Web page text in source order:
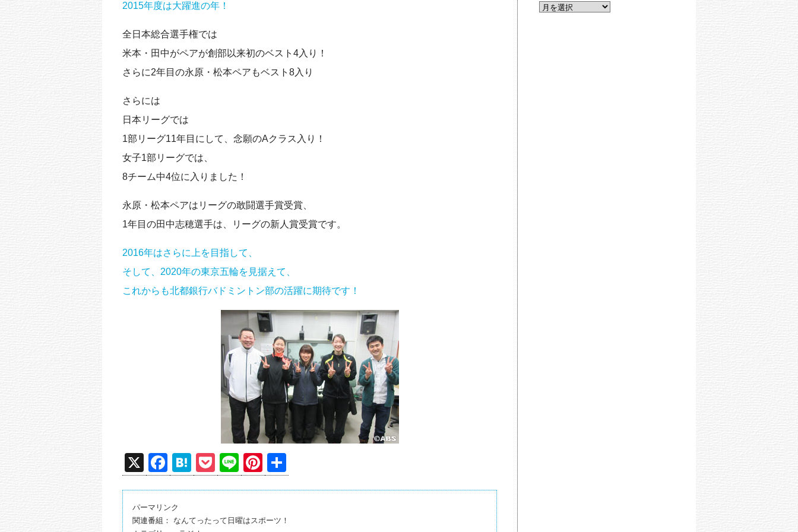
2015年度は大躍進の年！
全日本総合選手権では
米本・田中がペアが創部以来初のベスト4入り！
さらに2年目の永原・松本ペアもベスト8入り
さらには
日本リーグでは
1部リーグ11年目にして、念願のAクラス入り！
女子1部リーグでは、
8チーム中4位に入りました！
永原・松本ペアはリーグの敢闘選手賞受賞、
1年目の田中志穂選手は、リーグの新人賞受賞です。
2016年はさらに上を目指して、
そして、2020年の東京五輪を見据えて、
これからも北都銀行バドミントン部の活躍に期待です！
X
F
a
c
e
H
at
n
P
o
et
Li
n
Pi
nt
e
有
パーマリンク
関連番組： なんてったって日曜はスポーツ！